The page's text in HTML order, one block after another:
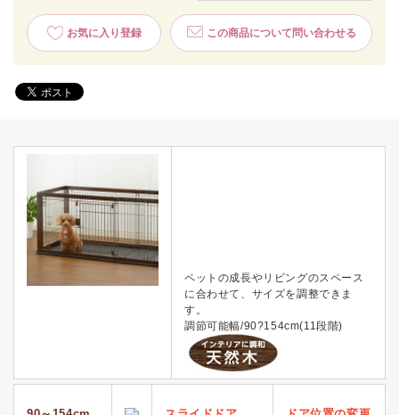
お気に入り登録 この商品について問い合わせる
ペットの成長やリビングのスペース
に合わせて、サイズを調整できま
す。
調節可能幅/90?154cm(11段階)